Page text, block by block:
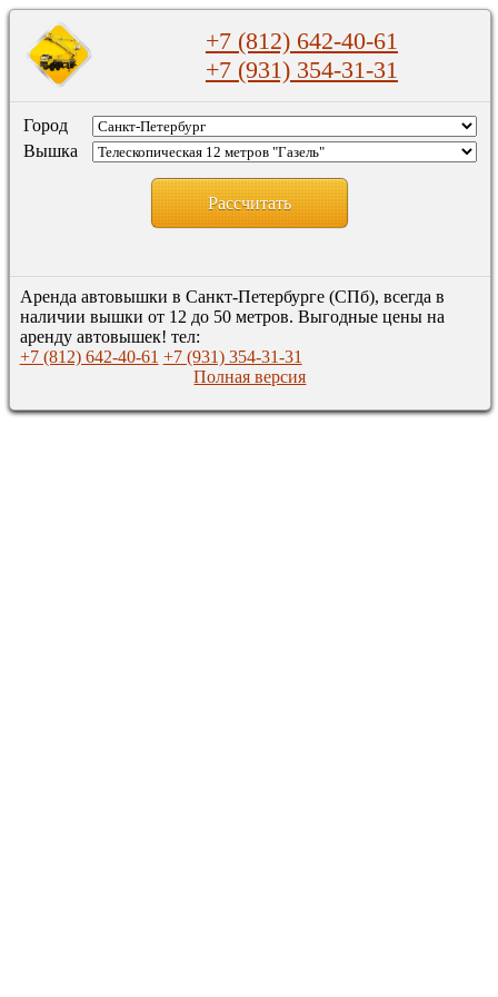
+7 (812) 642-40-61
+7 (931) 354-31-31
Город
Вышка
Рассчитать
Аренда автовышки в Санкт-Петербурге (СПб), всегда в
наличии вышки от 12 до 50 метров. Выгодные цены на
аренду автовышек! тел:
+7 (812) 642-40-61 +7 (931) 354-31-31
Полная версия